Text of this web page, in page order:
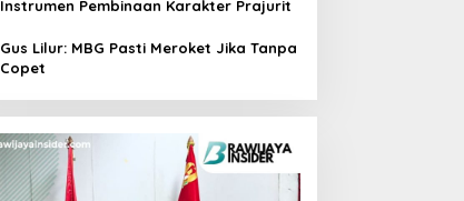
Instrumen Pembinaan Karakter Prajurit
Gus Lilur: MBG Pasti Meroket Jika Tanpa
Copet